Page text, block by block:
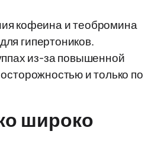
кофеина и теобромина
гипертоников.
из-за повышенной
и только по
широко